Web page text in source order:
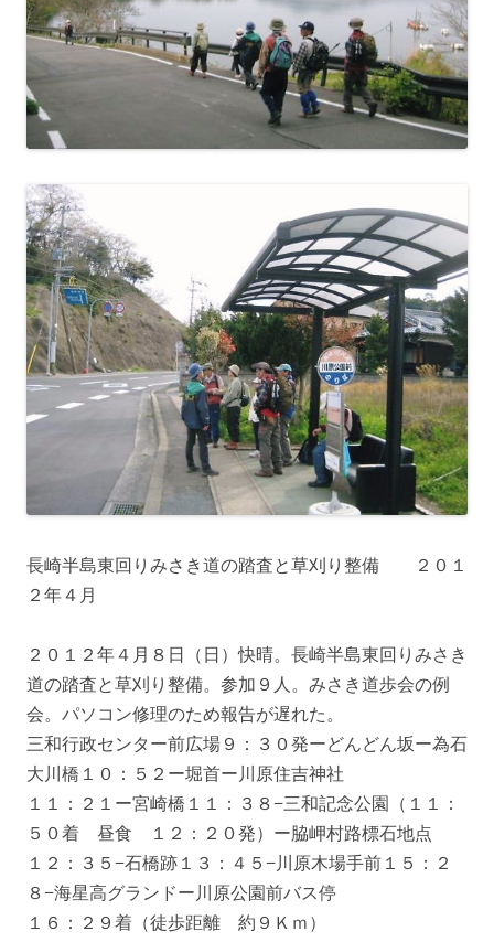
長崎半島東回りみさき道の踏査と草刈り整備 ２０１
２年４月
２０１２年４月８日（日）快晴。長崎半島東回りみさき
道の踏査と草刈り整備。参加９人。みさき道歩会の例
会。パソコン修理のため報告が遅れた。
三和行政センター前広場９：３０発ーどんどん坂ー為石
大川橋１０：５２ー堀首ー川原住吉神社
１１：２１ー宮崎橋１１：３８−三和記念公園（１１：
５０着 昼食 １２：２０発）ー脇岬村路標石地点
１２：３５−石橋跡１３：４５−川原木場手前１５：２
８−海星高グランドー川原公園前バス停
１６：２９着（徒歩距離 約９Ｋｍ）